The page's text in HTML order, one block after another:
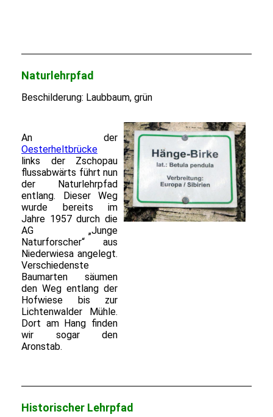
Naturlehrpfad
Beschilderung: Laubbaum, grün
An der
Oesterheltbrücke
links der Zschopau
flussabwärts führt nun
der Naturlehrpfad
entlang. Dieser Weg
wurde bereits im
Jahre 1957 durch die
AG „Junge
Naturforscher“ aus
Niederwiesa angelegt.
Verschiedenste
Baumarten säumen
den Weg entlang der
Hofwiese bis zur
Lichtenwalder Mühle.
Dort am Hang finden
wir sogar den
Aronstab.
Historischer Lehrpfad